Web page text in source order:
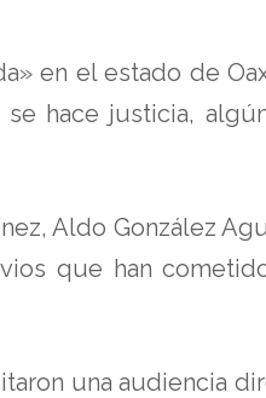
en el estado de
hace justicia,
Aldo González
que han
una audiencia